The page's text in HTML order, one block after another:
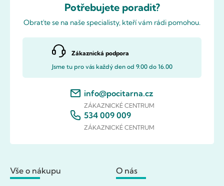
Potřebujete poradit?
Obraťte se na naše specialisty, kteří vám rádi pomohou.
Zákaznická podpora
Jsme tu pro vás každý den od 9.00 do 16.00
info@pocitarna.cz
ZÁKAZNICKÉ CENTRUM
534 009 009
ZÁKAZNICKÉ CENTRUM
Vše o nákupu O nás